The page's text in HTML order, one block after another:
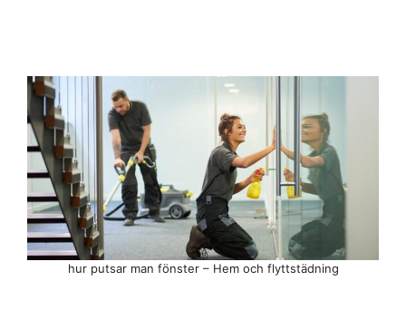
hur putsar man fönster – Hem och flyttstädning